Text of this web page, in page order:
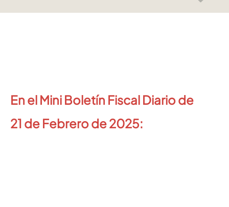
En el Mini Boletín Fiscal Diario de
21 de Febrero de 2025: